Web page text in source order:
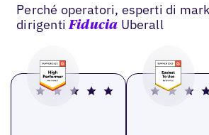
Perché operatori, esperti di
dirigentiFiducia Uberall